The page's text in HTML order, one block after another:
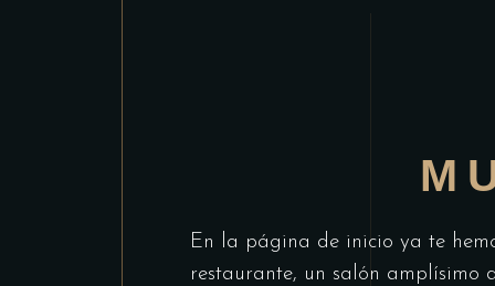
En la página de inicio ya te
restaurante, un salón